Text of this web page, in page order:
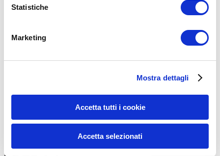
Statistiche
Marketing
Mostra dettagli
Accetta tutti i cookie
Accetta selezionati
Email*
15WORKOUT SCARICA ORA